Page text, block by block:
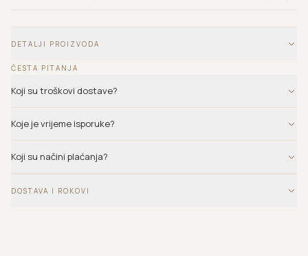
DETALJI PROIZVODA
ČESTA PITANJA
Koji su troškovi dostave?
Koje je vrijeme isporuke?
Koji su načini plaćanja?
DOSTAVA I ROKOVI